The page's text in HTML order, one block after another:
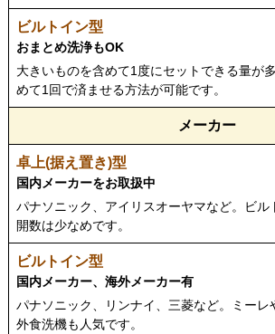
おまとめ洗浄もOK
大きいものを含めて1度にセットできる量が
めて1回で済ませる方法が可能です。
メーカー
国内メーカーをお取扱中
パナソニック、アイリスオーヤマなど。ビル
開数は少なめです。
国内メーカー、海外メーカー有
パナソニック、リンナイ、三菱など。ミーレ
外食洗機も人気です。